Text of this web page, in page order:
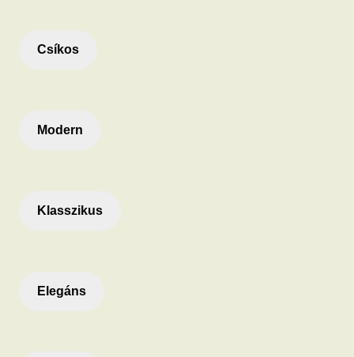
Csíkos
Modern
Klasszikus
Elegáns